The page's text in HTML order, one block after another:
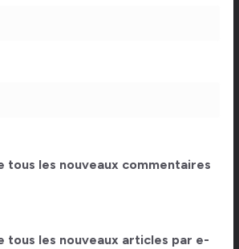
tous les nouveaux commentaires
tous les nouveaux articles par e-